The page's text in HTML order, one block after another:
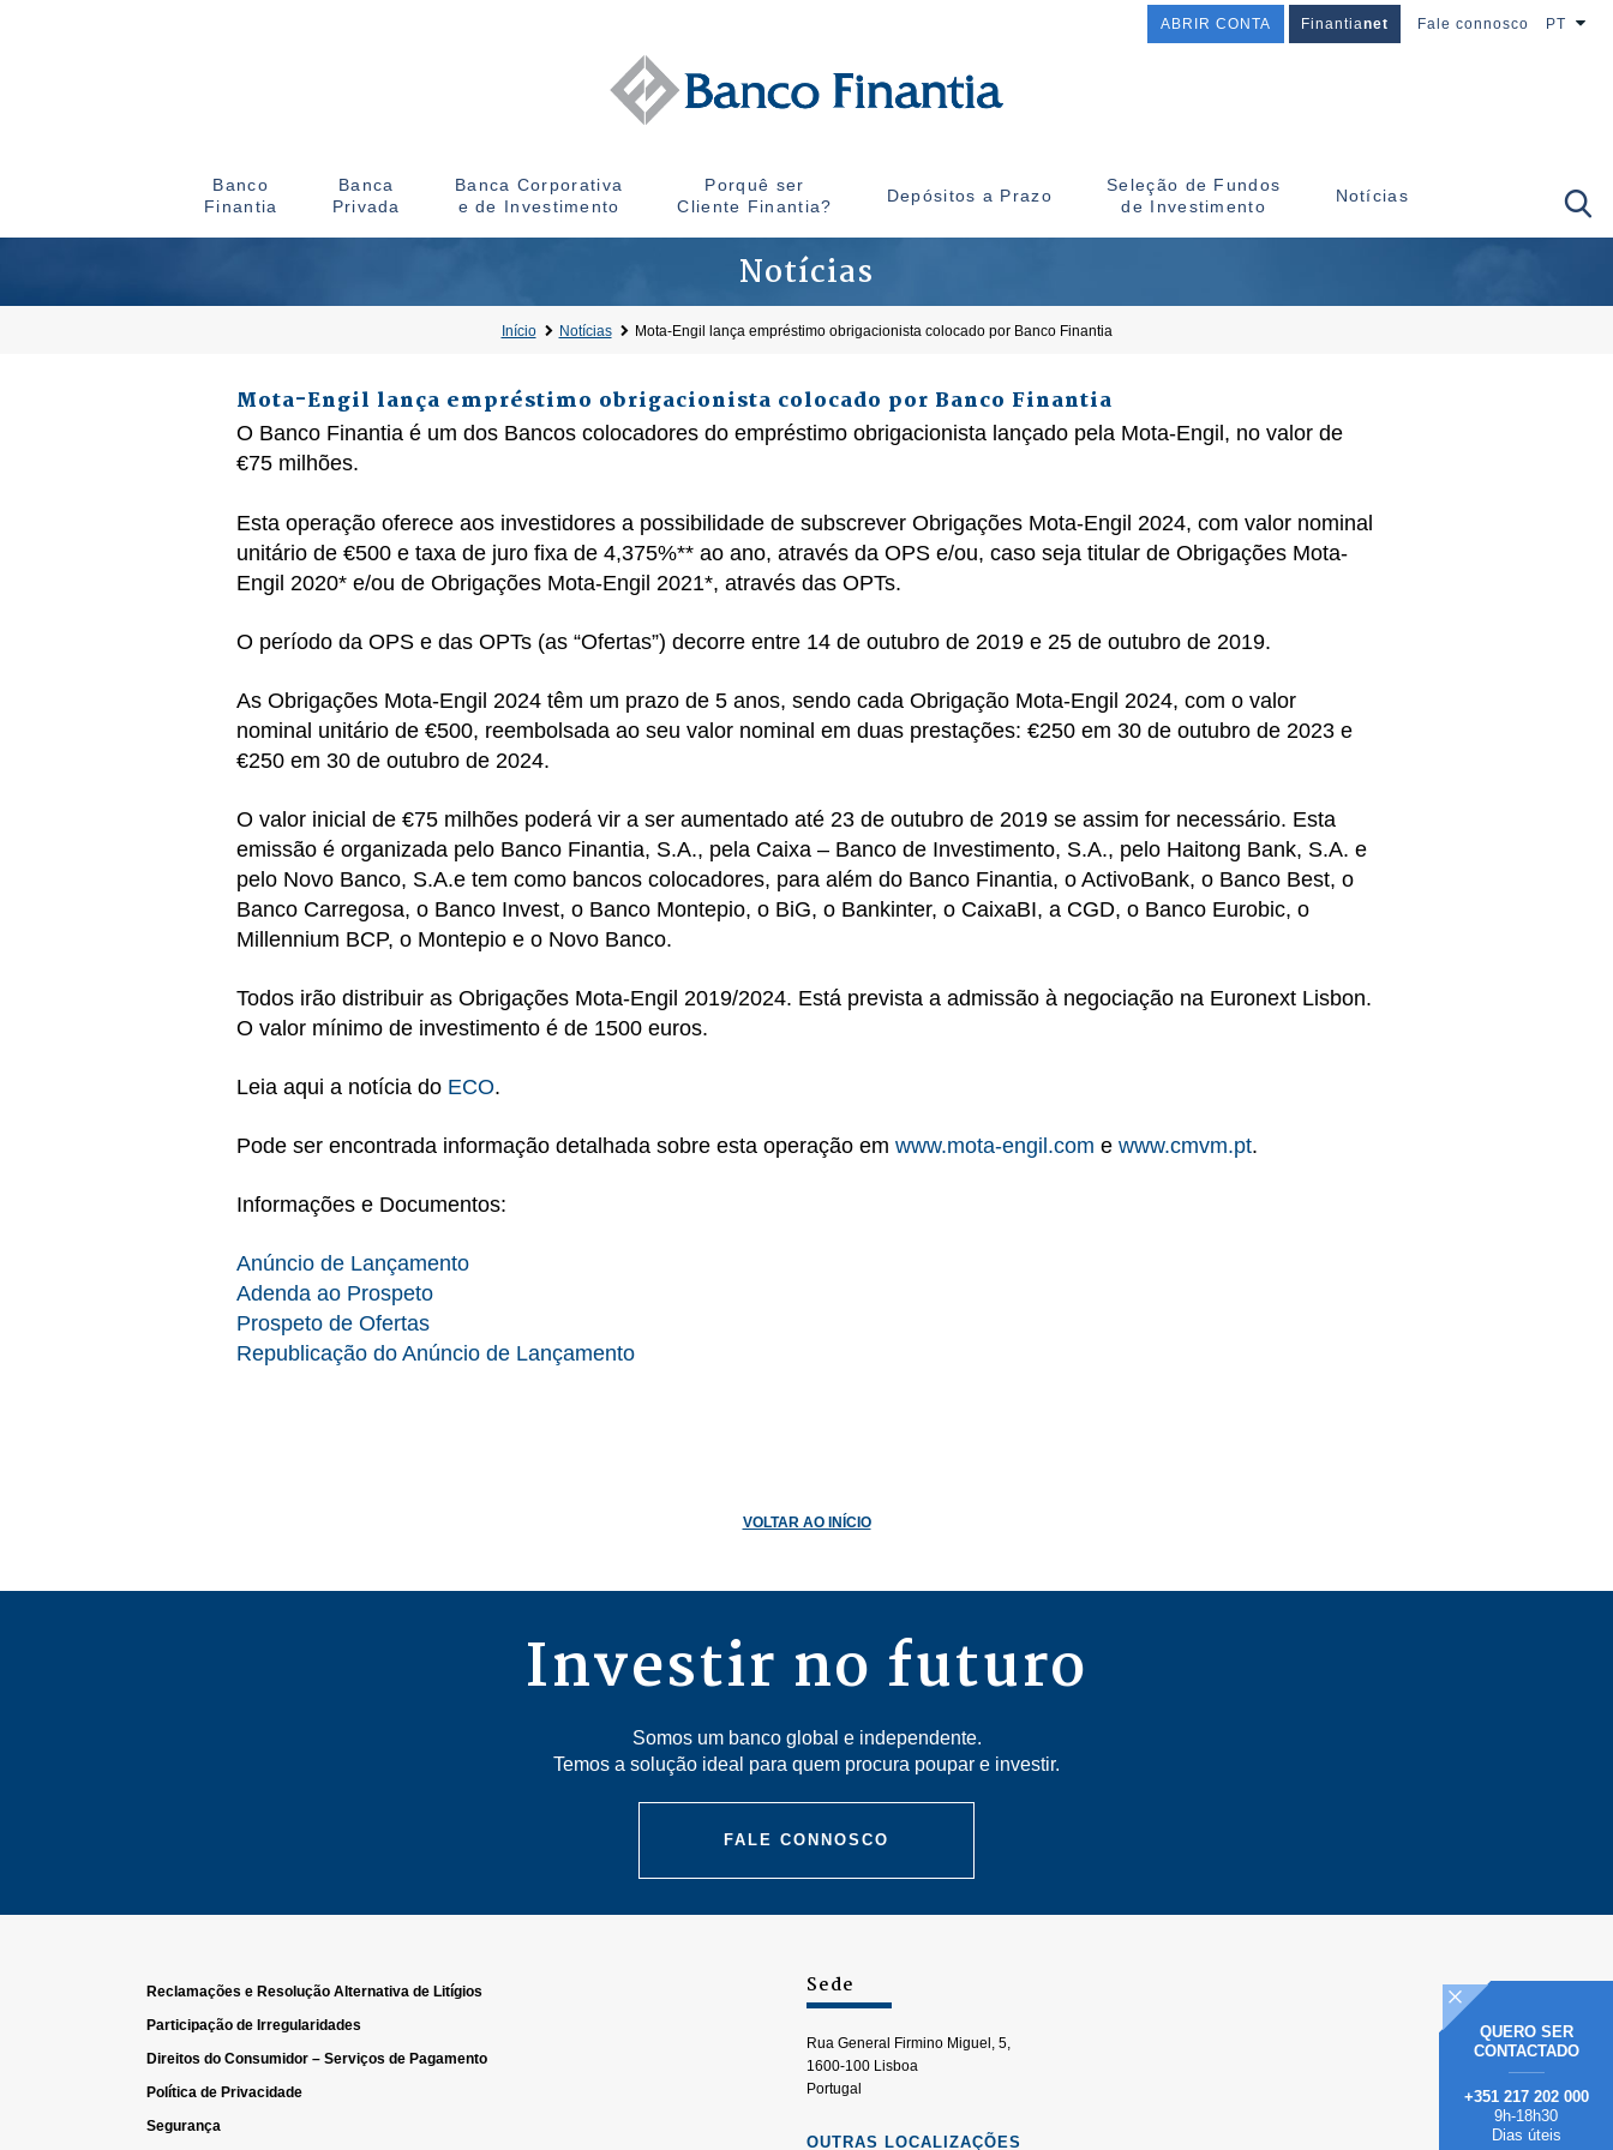
Banco
Finantia
Banca
Privada
Banca Corporativa
e de Investimento
Porquê ser
Cliente Finantia?
Depósitos a Prazo
Seleção de Fundos
de Investimento
Notícias
ABRIR CONTA Finantianet Fale connosco PT
Notícias
Início Notícias Mota-Engil lança empréstimo obrigacionista colocado por Banco Finantia
Mota-Engil lança empréstimo obrigacionista colocado por Banco Finantia
O Banco Finantia é um dos Bancos colocadores do empréstimo obrigacionista lançado pela Mota-Engil, no valor de
€75 milhões.
Esta operação oferece aos investidores a possibilidade de subscrever Obrigações Mota-Engil 2024, com valor nominal
unitário de €500 e taxa de juro fixa de 4,375%** ao ano, através da OPS e/ou, caso seja titular de Obrigações Mota-
Engil 2020* e/ou de Obrigações Mota-Engil 2021*, através das OPTs.
O período da OPS e das OPTs (as “Ofertas”) decorre entre 14 de outubro de 2019 e 25 de outubro de 2019.
As Obrigações Mota-Engil 2024 têm um prazo de 5 anos, sendo cada Obrigação Mota-Engil 2024, com o valor
nominal unitário de €500, reembolsada ao seu valor nominal em duas prestações: €250 em 30 de outubro de 2023 e
€250 em 30 de outubro de 2024.
O valor inicial de €75 milhões poderá vir a ser aumentado até 23 de outubro de 2019 se assim for necessário. Esta
emissão é organizada pelo Banco Finantia, S.A., pela Caixa – Banco de Investimento, S.A., pelo Haitong Bank, S.A. e
pelo Novo Banco, S.A.e tem como bancos colocadores, para além do Banco Finantia, o ActivoBank, o Banco Best, o
Banco Carregosa, o Banco Invest, o Banco Montepio, o BiG, o Bankinter, o CaixaBI, a CGD, o Banco Eurobic, o
Millennium BCP, o Montepio e o Novo Banco.
Todos irão distribuir as Obrigações Mota-Engil 2019/2024. Está prevista a admissão à negociação na Euronext Lisbon.
O valor mínimo de investimento é de 1500 euros.
Leia aqui a notícia do ECO.
Pode ser encontrada informação detalhada sobre esta operação em www.mota-engil.com e www.cmvm.pt.
Informações e Documentos:
Anúncio de Lançamento
Adenda ao Prospeto
Prospeto de Ofertas
Republicação do Anúncio de Lançamento
VOLTAR AO INÍCIO
Investir no futuro
Somos um banco global e independente.
Temos a solução ideal para quem procura poupar e investir.
FALE CONNOSCO
QUERO SER
CONTACTADO
+351 217 202 000
9h-18h30
Dias úteis
Reclamações e Resolução Alternativa de Litígios
Participação de Irregularidades
Direitos do Consumidor – Serviços de Pagamento
Política de Privacidade
Segurança
Sede
Rua General Firmino Miguel, 5,
1600-100 Lisboa
Portugal
OUTRAS LOCALIZAÇÕES